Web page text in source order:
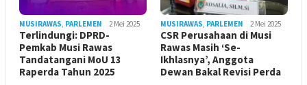
MUSIRAWAS PARLEMEN 2 Mei 2025
Terlindungi: DPRD-
Pemkab Musi Rawas
Tandatangani MoU 13
Raperda Tahun 2025
MUSIRAWAS PARLEMEN 2 Mei 2025
CSR Perusahaan di Musi
Rawas Masih ‘Se-
Ikhlasnya’, Anggota
Dewan Bakal Revisi Perda ‎